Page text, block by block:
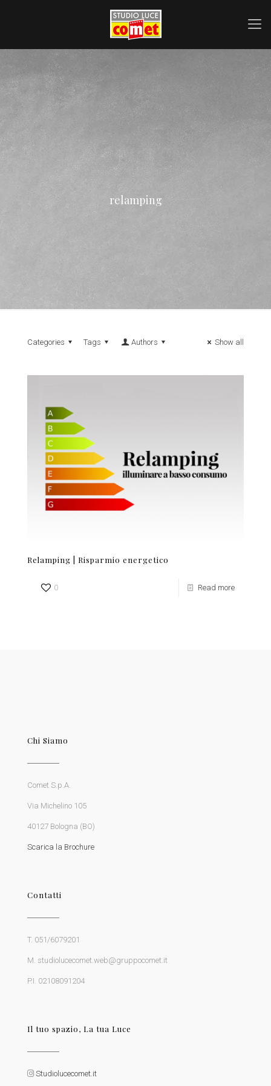
relamping
Categories Tags Authors Show all
Relamping | Risparmio energetico
0 Read more
Chi Siamo
Comet S.p.A.
Via Michelino 105
40127 Bologna (BO)
Scarica la Brochure
Contatti
T. 051/6079201
M. studiolucecomet.web@gruppocomet.it
P.I. 02108091204
Il tuo spazio, La tua Luce
Studiolucecomet.it